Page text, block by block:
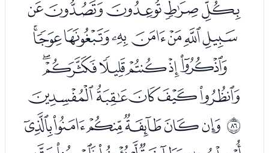
ﮞﮟﮠﮡﮢ
ﮣﮤﮥﮦﮧﮨﮩﮪ
ﮫﮬﮭﮮﮯﮰ
ﮱﯓﯔﯕﯖ
ﱕ ﯘﯙﯚﯛﯜﯝ